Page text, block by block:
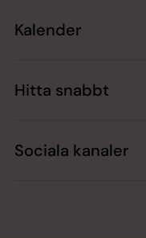
Kalender
Hitta snabbt
Sociala kanaler